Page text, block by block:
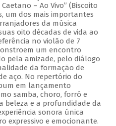
– Ao Vivo” (Biscoito
um dos mais importantes
da música
oito décadas de vida ao
no violão de 7
um encontro
pela amizade, pelo diálogo
da formação de
aço. No repertório do
em lançamento
samba, choro, forró e
beleza e a profundidade da
sonora única
expressivo e emocionante.